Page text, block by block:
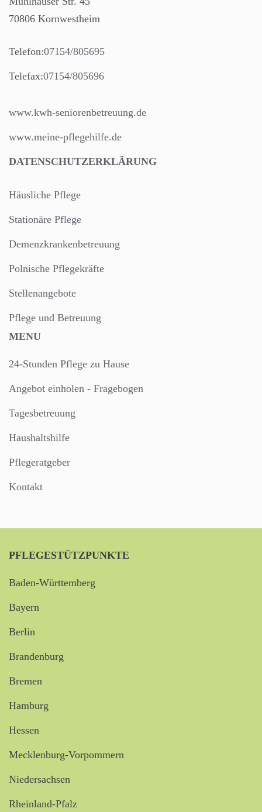
70806 Kornwestheim
Telefon:07154/805695
Telefax:07154/805696
www.kwh-seniorenbetreuung.de
www.meine-pflegehilfe.de
DATENSCHUTZERKLÄRUNG
Häusliche Pflege
Stationäre Pflege
Demenzkrankenbetreuung
Polnische Pflegekräfte
Stellenangebote
Pflege und Betreuung
MENU
24-Stunden Pflege zu Hause
Angebot einholen - Fragebogen
Tagesbetreuung
Haushaltshilfe
Pflegeratgeber
Kontakt
PFLEGESTÜTZPUNKTE
Baden-Württemberg
Bayern
Berlin
Brandenburg
Bremen
Hamburg
Hessen
Mecklenburg-Vorpommern
Niedersachsen
Rheinland-Pfalz